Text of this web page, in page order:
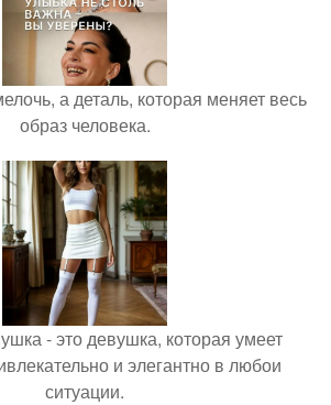
а деталь, которая меняет весь
образ человека.
- это девушка, которая умеет
и элегантно в любои
ситуации.